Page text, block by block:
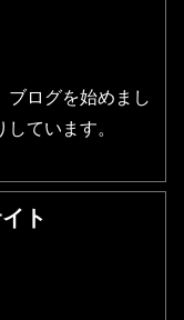
ブログを始めまし
ています。
ト